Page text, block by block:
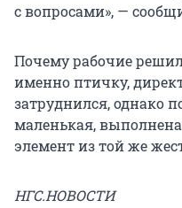
с вопросами», —
Почему рабочие
именно птичку,
затруднился, однако
маленькая,
элемент из той же
НГС.НОВОСТИ